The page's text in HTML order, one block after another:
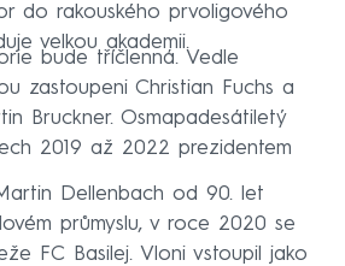
do rakouského prvoligového
velkou akademii.
bude tříčlenná. Vedle
zastoupeni Christian Fuchs a
Bruckner. Osmapadesátiletý
2019 až 2022 prezidentem
Dellenbach od 90. let
průmyslu, v roce 2020 se
FC Basilej. Vloni vstoupil jako